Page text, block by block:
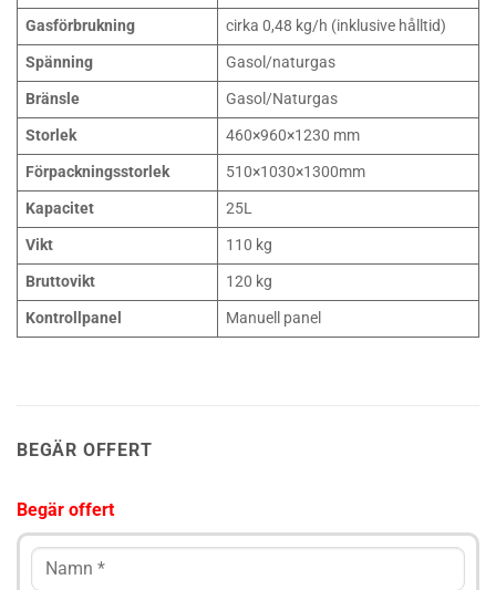
Gasförbrukning
cirka 0,48 kg/h (inklusive hålltid)
Spänning
Gasol/naturgas
Bränsle
Gasol/Naturgas
Storlek
460×960×1230 mm
Förpackningsstorlek
510×1030×1300mm
Kapacitet
25L
Vikt
110 kg
Bruttovikt
120 kg
Kontrollpanel
Manuell panel
BEGÄR OFFERT
Begär offert